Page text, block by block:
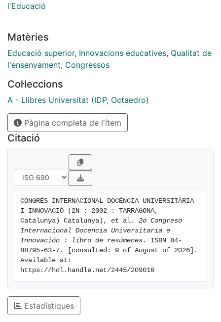
l'Educació
Matèries
Educació superior, Innovacions educatives, Qualitat de
l'ensenyament, Congressos
Col·leccions
A - Llibres Universitat (IDP, Octaedro)
Pàgina completa de l'ítem
Citació
CONGRÉS INTERNACIONAL DOCÈNCIA UNIVERSITÀRIA
I INNOVACIÓ (2N : 2002 : TARRAGONA,
Catalunya) Catalunya), et al. 2o Congreso
Internacional Docencia Universitaria e
Innovación : libro de resúmenes.
ISBN 84-
88795-63-7. [consulted: 9 of August of 2026].
Available at:
https://hdl.handle.net/2445/209016
Estadístiques